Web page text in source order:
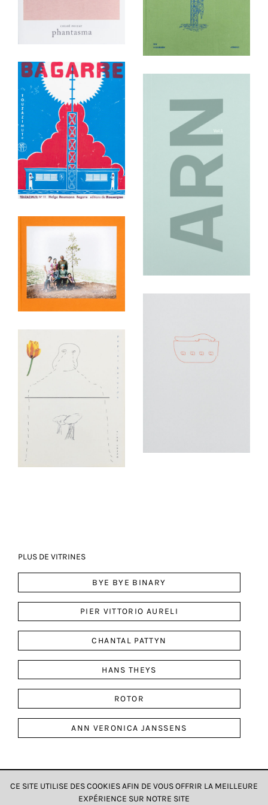
PLUS DE VITRINES
BYE BYE BINARY
PIER VITTORIO AURELI
CHANTAL PATTYN
HANS THEYS
ROTOR
ANN VERONICA JANSSENS
CE SITE UTILISE DES COOKIES AFIN DE VOUS OFFRIR LA MEILLEURE
EXPÉRIENCE SUR NOTRE SITE